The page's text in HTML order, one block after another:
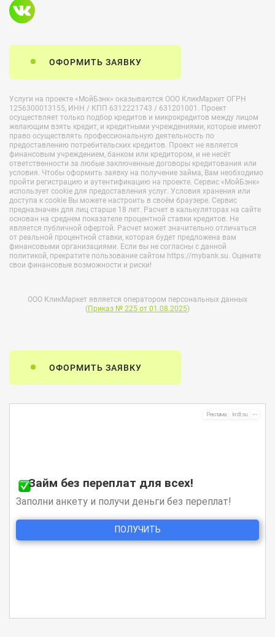
ОФОРМИТЬ ЗАЯВКУ
Услуги на проекте «МойБэнк» оказываются ООО КликМаркет ОГРН
1256300013155, ИНН / КПП 6312221743 / 631201001. Проект
осуществляет только подбор кредитов и микрокредитов между лицом
желающим взять кредит, и кредитными учреждениями, которые имеют
право осуществлять профессиональную деятельность по
предоставлению потребительских кредитов. Проект не является
финансовым учреждением, банком или кредитором, и не несёт
ответственности за любые заключенные договоры кредитования или
условия. Чтобы оформить заявку на получение займа, Вам необходимо
пройти регистрацию и аутентификацию на проекте. Сервис «МойБэнк»
использует cookie для предоставления услуг. Условия хранения или
доступа к cookie Вы можете настроить в своём браузере. Сервис
предназначен для лиц старше 18 лет. Расчет в калькуляторах на сайте
основан на среднем показателе процентной ставки кредитов. Не
является публичной офертой. Расчет может значительно отличаться
от реальной процентной ставки, которая будет предложена вам
финансовыми организациями. Если вы не согласны с данной
политикой, прекратите пользование сайтом https://mybank.su. Оцените
свои финансовые возможности и риски!
ООО КликМаркет является оператором персональных данных
(Приказ № 225 от 01.08.2025)
ОФОРМИТЬ ЗАЯВКУ